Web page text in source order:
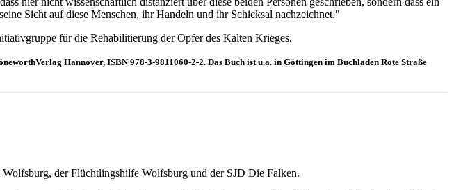
Sicht auf diese Menschen, ihr Handeln und ihr Schicksal nachzeichnet."
für die Rehabilitierung der Opfer des Kalten Krieges.
Hannover, ISBN 978-3-9811060-2-2. Das Buch ist u.a. in Göttingen im Buchladen Rote Straße
der Flüchtlingshilfe Wolfsburg und der SJD Die Falken.